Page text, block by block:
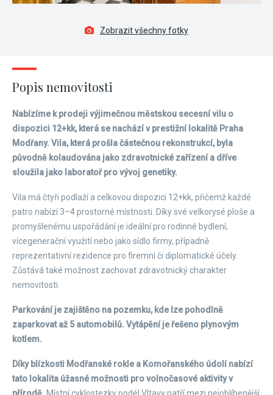
Zobrazit všechny fotky
Popis nemovitosti
Nabízíme k prodeji výjimečnou městskou secesní vilu o
dispozici 12+kk, která se nachází v prestižní lokalitě Praha
Modřany. Vila, která prošla částečnou rekonstrukcí, byla
původně kolaudována jako zdravotnické zařízení a dříve
sloužila jako laboratoř pro vývoj genetiky.
Vila má čtyři podlaží a celkovou dispozici 12+kk, přičemž každé
patro nabízí 3–4 prostorné místnosti. Díky své velkorysé ploše a
promyšlenému uspořádání je ideální pro rodinné bydlení,
vícegenerační využití nebo jako sídlo firmy, případně
reprezentativní rezidence pro firemní či diplomatické účely.
Zůstává také možnost zachovat zdravotnický charakter
nemovitosti.
Parkování je zajištěno na pozemku, kde lze pohodlně
zaparkovat až 5 automobilů. Vytápění je řešeno plynovým
kotlem.
Díky blízkosti Modřanské rokle a Komořanského údolí nabízí
tato lokalita úžasné možnosti pro volnočasové aktivity v